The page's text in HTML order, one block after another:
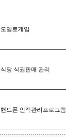
오델로게임
식당 식권판매 관리
핸드폰 인적관리프로그램